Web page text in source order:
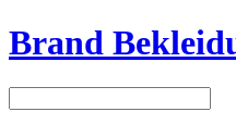
Brand